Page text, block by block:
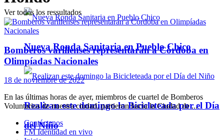
Nueva Ronda Sanitaria en Pueblo Chico
Realizan este domingo la Bicicleteada por el Día
del Niño
Ver todos los ressultados
Bomberos varillenses representarán a Córdoba en
Olimpíadas Nacionales
18 de noviembre de 2022
En las últimas horas de ayer, miembros de cuartel de Bomberos
Voluntarios de nuestra ciudad, partieron hacia la Ciudad de ...
Contáctenos
FM Identidad en vivo